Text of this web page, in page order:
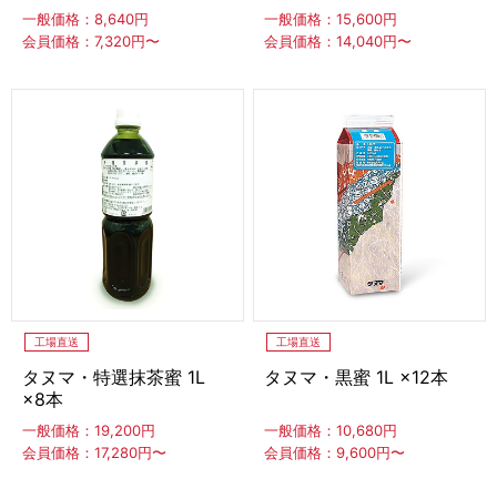
カップ入りアイススイーツ
デコレーションカップ
スイーツバー
台湾風かき氷スイーツ
台湾風かき氷 台湾風かき氷対応かき氷機
冷凍フルーツ
果実 スムージーパック
フルーツスティック
一般価格：8,640円
会員価格：7,320円〜
一般価格：15,600円
会員価格：14,040円〜
工場直送
タヌマ・特選抹茶蜜 1L
×8本
一般価格：19,200円
会員価格：17,280円〜
工場直送
タヌマ・黒蜜 1L ×12本
一般価格：10,680円
会員価格：9,600円〜